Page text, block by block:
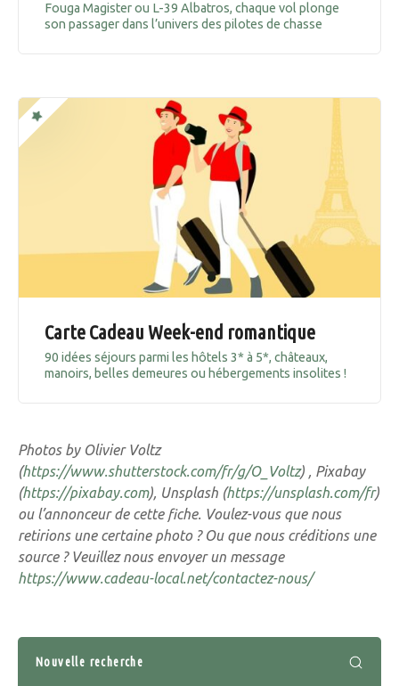
Fouga Magister ou L-39 Albatros, chaque vol plonge
son passager dans l’univers des pilotes de chasse
Carte Cadeau Week-end romantique
90 idées séjours parmi les hôtels 3* à 5*, châteaux,
manoirs, belles demeures ou hébergements insolites !
Photos by Olivier Voltz
(https://www.shutterstock.com/fr/g/O_Voltz) , Pixabay
(https://pixabay.com), Unsplash (https://unsplash.com/fr)
ou l’annonceur de cette fiche. Voulez-vous que nous
retirions une certaine photo ? Ou que nous créditions une
source ? Veuillez nous envoyer un message
https://www.cadeau-local.net/contactez-nous/
Nouvelle recherche